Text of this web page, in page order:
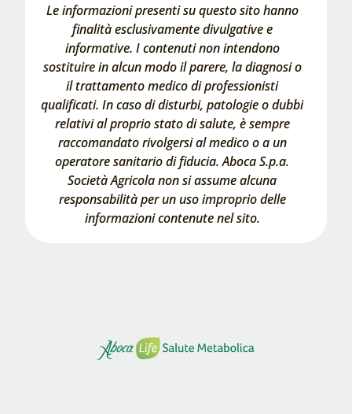
Le informazioni presenti su questo sito hanno
finalità esclusivamente divulgative e
informative. I contenuti non intendono
sostituire in alcun modo il parere, la diagnosi o
il trattamento medico di professionisti
qualificati. In caso di disturbi, patologie o dubbi
relativi al proprio stato di salute, è sempre
raccomandato rivolgersi al medico o a un
operatore sanitario di fiducia. Aboca S.p.a.
Società Agricola non si assume alcuna
responsabilità per un uso improprio delle
informazioni contenute nel sito.